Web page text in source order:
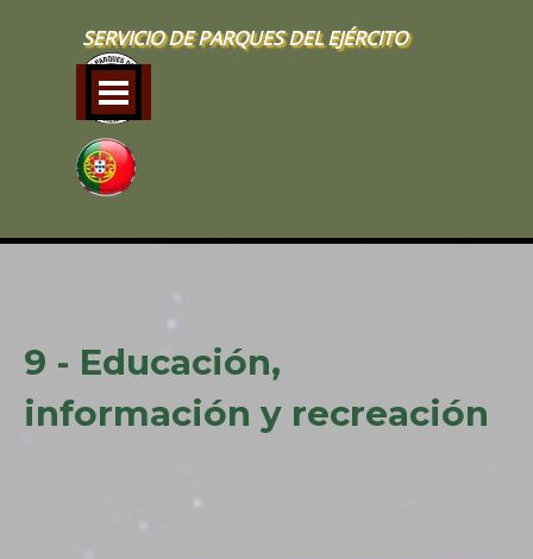
SERVICIO DE PARQUES DEL EJÉRCITO
Saltar menú
9 - Educación,
información y recreación